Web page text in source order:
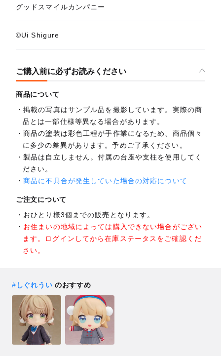
グッドスマイルカンパニー
©︎Ui Shigure
ご購入前に必ずお読みください
商品について
掲載の写真はサンプル品を撮影しています。実際の商
品とは一部仕様等異なる場合があります。
商品の塗装は彩色工程が手作業になるため、商品個々
に多少の差異があります。予めご了承ください。
製品は自立しません。付属の台座や支柱を使用してく
ださい。
商品に不具合が発生していた場合の対応について
ご注文について
おひとり様3個までの販売となります。
お住まいの地域によっては購入できない場合がござい
ます。ログインしてから在庫ステータスをご確認くだ
さい。
# しぐれうい のおすすめ